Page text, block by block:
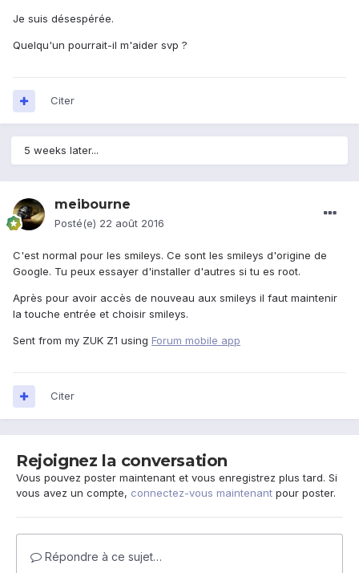
Je suis désespérée.
Quelqu'un pourrait-il m'aider svp ?
Citer
5 weeks later...
meibourne
Posté(e) 22 août 2016
C'est normal pour les smileys. Ce sont les smileys d'origine de
Google. Tu peux essayer d'installer d'autres si tu es root.
Après pour avoir accès de nouveau aux smileys il faut maintenir
la touche entrée et choisir smileys.
Sent from my ZUK Z1 using Forum mobile app
Citer
Rejoignez la conversation
Vous pouvez poster maintenant et vous enregistrez plus tard. Si
vous avez un compte, connectez-vous maintenant pour poster.
Répondre à ce sujet…